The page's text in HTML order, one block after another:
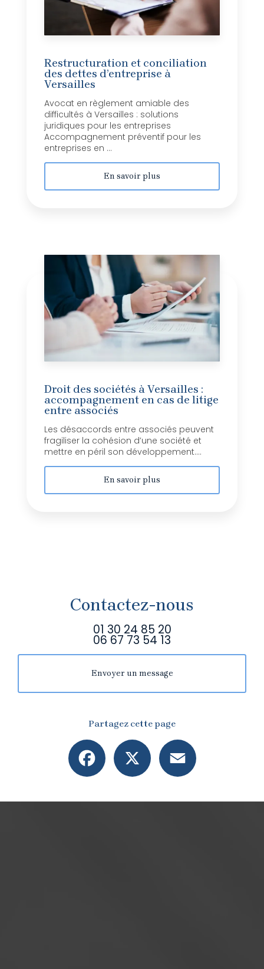
Restructuration et conciliation
des dettes d’entreprise à
Versailles
Avocat en règlement amiable des
difficultés à Versailles : solutions
juridiques pour les entreprises
Accompagnement préventif pour les
entreprises en ...
En savoir plus
Droit des sociétés à Versailles :
accompagnement en cas de litige
entre associés
Les désaccords entre associés peuvent
fragiliser la cohésion d’une société et
mettre en péril son développement....
En savoir plus
Contactez-nous
01 30 24 85 20
06 67 73 54 13
Envoyer un message
Partagez cette page
Facebook